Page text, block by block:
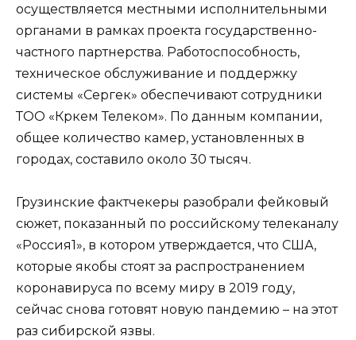
осуществляется местными исполнительными
органами в рамках проекта государственно-
частного партнерства. Работоспособность,
техническое обслуживание и поддержку
системы «Сергек» обеспечивают сотрудники
ТОО «Көркем Телеком». По данным компании,
общее количество камер, установленных в
городах, составило около 30 тысяч.
Грузинские фактчекеры разобрали фейковый
сюжет, показанный по российскому телеканалу
«Россия1», в котором утверждается, что США,
которые якобы стоят за распространением
коронавируса по всему миру в 2019 году,
сейчас снова готовят новую пандемию – на этот
раз сибирской язвы.